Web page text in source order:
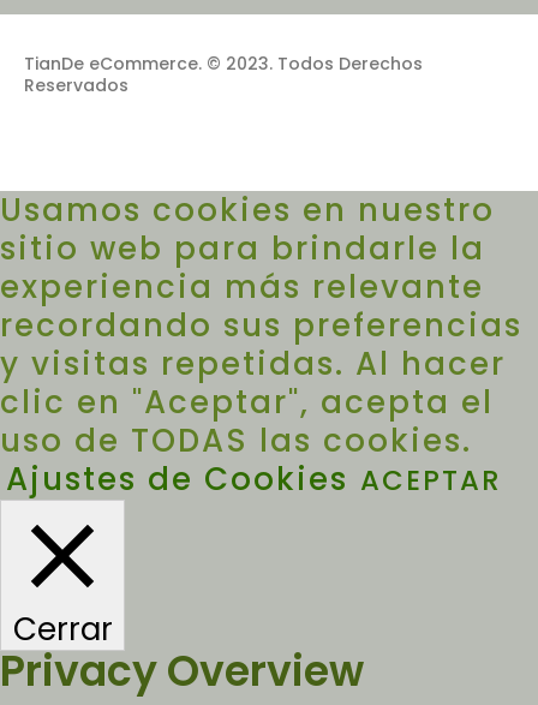
TianDe eCommerce. © 2023. Todos Derechos
Reservados
Usamos cookies en nuestro
sitio web para brindarle la
experiencia más relevante
recordando sus preferencias
y visitas repetidas. Al hacer
clic en "Aceptar", acepta el
uso de TODAS las cookies.
Ajustes de Cookies ACEPTAR
Cerrar
Privacy Overview